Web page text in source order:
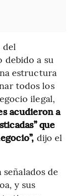
del
a su
estructura
todos los
ilegal,
acudieron a
que
dijo el
de
y sus